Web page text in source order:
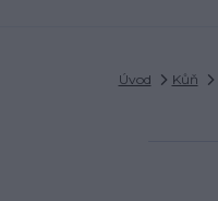
Úvod Kůň